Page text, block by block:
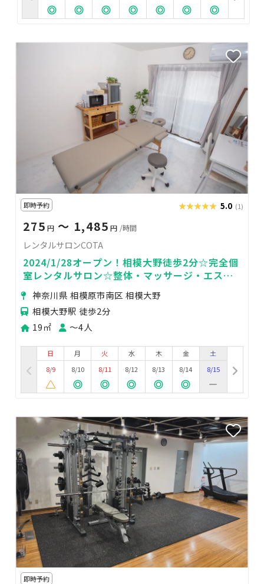
即時予約 ★★★★★
★★★★★ 5.0 (1)
275 円 〜 1,485 円 /時間
レンタルサロンCOTA
2024/1/28オープン！相模大野徒歩2分☆完全個
室レンタルサロン☆整体・マッサージ・エス
テ・ネイルに☆シャワー利用可！24時間営業
神奈川県 相模原市南区 相模大野
相模大野駅 徒歩2分
19㎡
〜4人
日
8/9
月
8/10
火
8/11
水
8/12
木
8/13
金
8/14
土
8/15
即時予約